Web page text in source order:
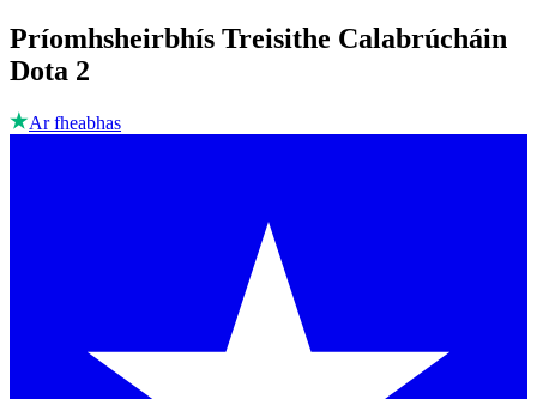
Príomhsheirbhís Treisithe Calabrúcháin
Dota 2
Ar fheabhas